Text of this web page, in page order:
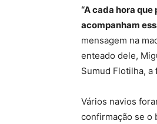
“A cada hora
acompanham
mensagem na
enteado dele,
Sumud Flotilha, a
Vários navios
confirmação se o